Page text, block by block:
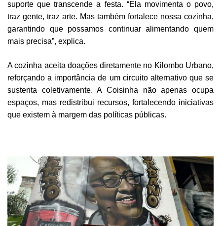
suporte que transcende a festa. “Ela movimenta o povo,
traz gente, traz arte. Mas também fortalece nossa cozinha,
garantindo que possamos continuar alimentando quem
mais precisa”, explica.
A cozinha aceita doações diretamente no Kilombo Urbano,
reforçando a importância de um circuito alternativo que se
sustenta coletivamente. A Coisinha não apenas ocupa
espaços, mas redistribui recursos, fortalecendo iniciativas
que existem à margem das políticas públicas.